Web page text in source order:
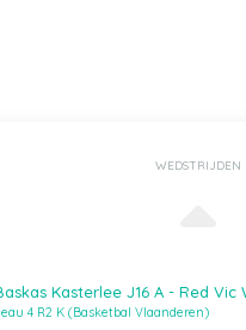
WEDSTRIJDEN
Kasterlee J16 A - Red Vic
4 R2 K (Basketbal Vlaanderen)